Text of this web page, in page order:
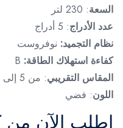
السعة: 230 لتر
عدد الأدراج: 5 أدراج
نظام التجميد: نوفروست
كفاءة استهلاك الطاقة:
المقاس التقريبي: من 5 إلى 10 قدم
اللون: فضي
اطلب الآن من